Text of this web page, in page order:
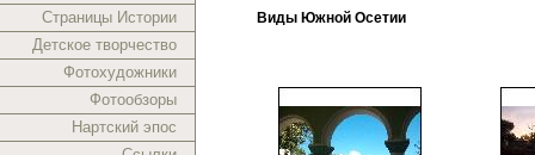
Страницы Истории
Детское творчество
Фотохудожники
Фотообзоры
Нартский эпос
Виды Южной Осетии